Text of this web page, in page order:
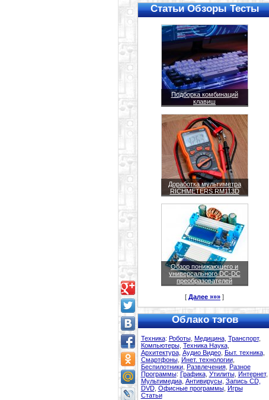
Статьи Обзоры Тесты
Подборка комбинаций
клавиш
Доработка мультиметра
RICHMETERS RM113D
Обзор понижающего и
универсального DC-DC
преобразователей
[ Далее »»» ]
Облако тэгов
Техника: Роботы, Медицина, Транспорт,
Компьютеры, Техника Наука,
Архитектура, Аудио Видео, Быт. техника,
Смартфоны, Инет. технологии,
Беспилотники, Развлечения, Разное
Программы: Графика, Утилиты, Интернет,
Мультимедиа, Антивирусы, Запись CD,
DVD, Офисные программы, Игры
Статьи